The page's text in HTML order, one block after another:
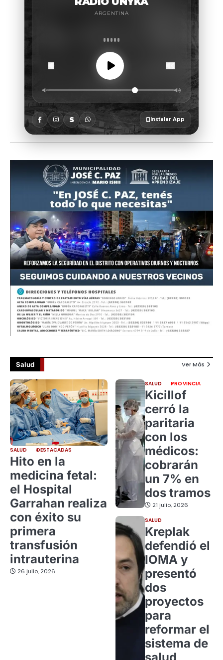
Salud Ver Más
SALUD DESTACADAS
Hito en la
medicina fetal:
el Hospital
Garrahan realiza
con éxito su
primera
transfusión
intrauterina
26 julio, 2026
SALUD PROVINCIA
Kicillof
cerró la
paritaria
con los
médicos:
cobrarán
un 7% en
dos tramos
21 julio, 2026
SALUD
Kreplak
defendió el
IOMA y
presentó
dos
proyectos
para
reformar el
sistema de